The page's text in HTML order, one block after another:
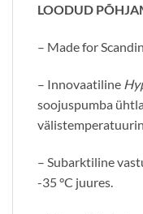
LOODUD
– Made for
– Innovaatiline
soojuspumba
– Subarktiline
-35 °C juures.